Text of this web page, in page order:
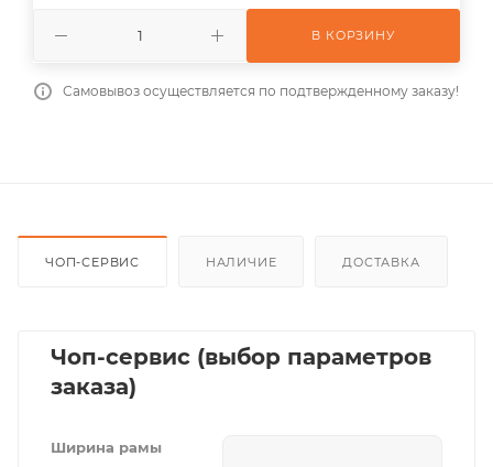
В КОРЗИНУ
Самовывоз осуществляется по подтвержденному заказу!
ЧОП-СЕРВИС НАЛИЧИЕ ДОСТАВКА
Чоп-сервис (выбор параметров
заказа)
Ширина рамы